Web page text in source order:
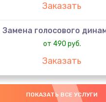
Заказать
Замена голосового
от 490 руб.
Заказать
Замена датчика
от 890 руб.
ПОКАЗАТЬ ВСЕ УСЛУГИ